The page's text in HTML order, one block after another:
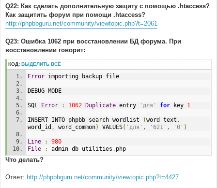
Q22: Как сделать дополнительную защиту с помощью .htaccess?
Как защитить форум при помощи .htaccess?
http://phpbbguru.net/community/viewtopic.php?t=2061
Q23: Ошибка 1062 при восстановлении БД форума. При
восстановлении говорит:
КОД: ВЫДЕЛИТЬ ВСЁ
Error importing backup file
DEBUG MODE
SQL Error : 1062 Duplicate entry 'для' for key 1
INSERT INTO phpbb_search_wordlist (word_text ,
word_id , word_common) VALUES( 'для' , '621' , '0' )
Line :
980
File
: admin_db_utilities . php
Что делать?
Ответ: http://phpbbguru.net/community/viewtopic.php?t=4427